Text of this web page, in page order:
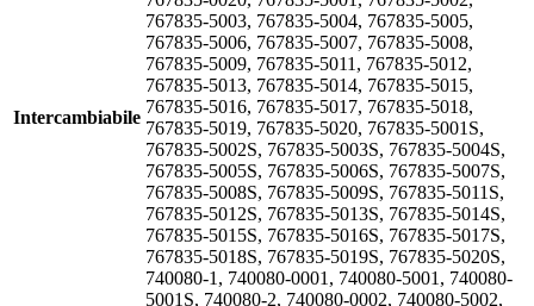
Intercambiabile
767835-5003, 767835-5004, 767835-5005,
767835-5006, 767835-5007, 767835-5008,
767835-5009, 767835-5011, 767835-5012,
767835-5013, 767835-5014, 767835-5015,
767835-5016, 767835-5017, 767835-5018,
767835-5019, 767835-5020, 767835-5001S,
767835-5002S, 767835-5003S, 767835-5004S,
767835-5005S, 767835-5006S, 767835-5007S,
767835-5008S, 767835-5009S, 767835-5011S,
767835-5012S, 767835-5013S, 767835-5014S,
767835-5015S, 767835-5016S, 767835-5017S,
767835-5018S, 767835-5019S, 767835-5020S,
740080-1, 740080-0001, 740080-5001, 740080-
5001S, 740080-2, 740080-0002, 740080-5002,